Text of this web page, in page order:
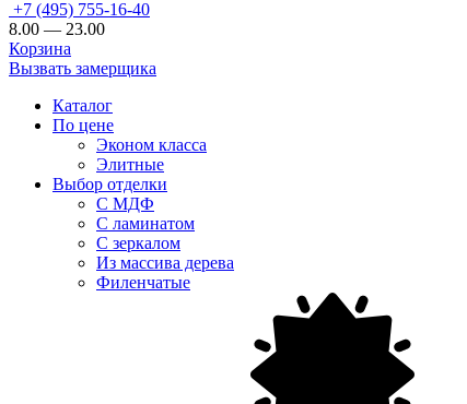
+7 (495) 755-16-40
8.00 — 23.00
Корзина
Вызвать замерщика
Каталог
По цене
Эконом класса
Элитные
Выбор отделки
С МДФ
С ламинатом
С зеркалом
Из массива дерева
Филенчатые